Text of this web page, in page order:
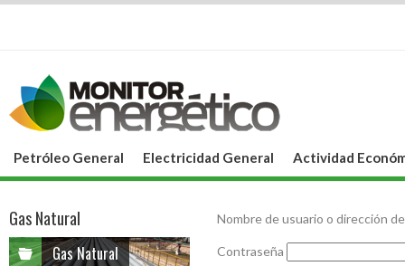
Petróleo General Electricidad General Actividad
Nombre de usuario o dirección
Contraseña
Gas Natural
Gas Natural